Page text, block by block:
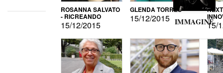
ROSANNA SALVATO
- RICREANDO
15/12/2015
GLENDA TORRES
15/12/2015
15/
IMMAGINE